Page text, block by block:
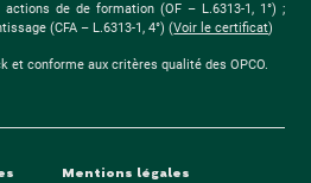
actions de de formation (OF – L.6313-1, 1°) ;
(CFA – L.6313-1, 4°) (Voir le certificat)
et conforme aux critères qualité des OPCO.
Mentions légales